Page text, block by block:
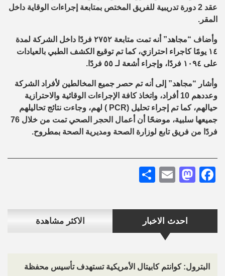
احدث الاخبار الاكثر مشاهدة
البترول: كوانتم كابيتال الأمريكية تستهدف تأسيس محفظة
عقد 2 دورة تدريبية للفريق المختص بمتابعة إجراءات الوقاية داخل
المقر.
وأضاف “مجاهد” أنه تمت متابعة ٢٧٥٢ فردًا داخل الشركة لمدة
١٤ يومًا كاجراء احترازي، كما تم توقيع الكشف الطبي بالعيادات
على ١٠٩٤ فردًا، وإجراء أشعة لـ ٥٥ فردًا.
وأشار “مجاهد” إلى أنه تم حصر جميع المخالطين لأفراد الشركة
وعددهم 10 أفراد، واتخاذ كافة الإجراءات الوقائية والاحترازية
حيالهم، كما تم إجراء تحليل (PCR ) لهم، وجاءت نتائج تحاليلهم
جميعها سلبية، موضحًا أن أعمال الحجر الصحي تمت من خلال 76
فردًا من فريق تابع لوزارة الصحة ومديرية الصحة بمطروح.
Facebook
Mastodon
Email